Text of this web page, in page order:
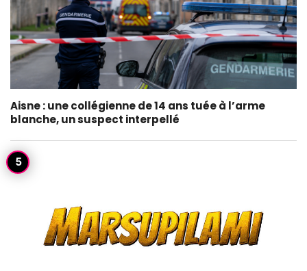
Aisne : une collégienne de 14 ans tuée à l’arme
blanche, un suspect interpellé